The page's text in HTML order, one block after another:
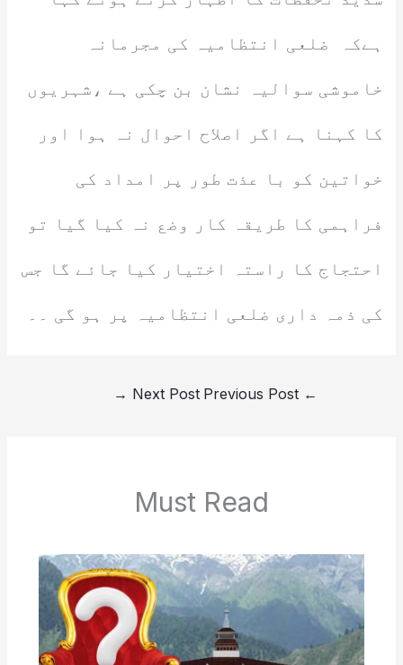
ہےکہ ضلعی انتظامیہ کی مجرمانہ
خاموشی سوالیہ نشان بن چکی ہے ،شہریوں
کا کہنا ہے اگر اصلاح احوال نہ ہوا اور
خواتین کو با عذت طور پر امداد کی
فراہمی کا طریقہ کار وضع نہ کیا گیا تو
احتجاج کا راستہ اختیار کیا جائے گا جس
کی ذمہ داری ضلعی انتظامیہ پر ہو گی ۔۔
←
Next Post
→
Must Read